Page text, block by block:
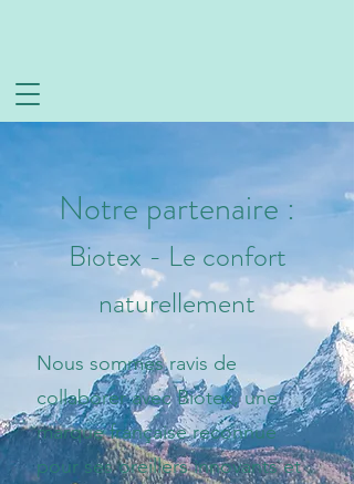
Notre partenaire :
Biotex - Le confort
naturellement
Nous sommes ravis de
collaborer avec Biotex, une
marque française reconnue
pour ses oreillers innovants et